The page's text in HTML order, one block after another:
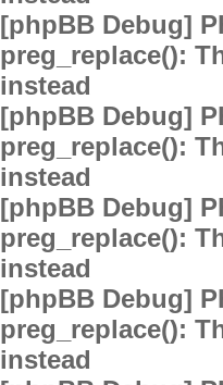
[phpBB Debug]
preg_replace():
instead
[phpBB Debug]
preg_replace():
instead
[phpBB Debug]
preg_replace():
instead
[phpBB Debug]
preg_replace():
instead